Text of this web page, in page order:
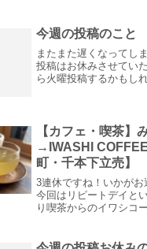
も高島屋SC、柳馬場綾
同じビルの4階と店舗...
今週の投稿のこと
またまた遅くなってし
投稿はお休みさせてい
ら火曜投稿するかもし
【カフェ・喫茶】
→IWASHI
町・千本下立売】
3連休ですね！いかが
今回はリピートデイと
り喫茶からのイワシコ
歩いてハシゴできる距